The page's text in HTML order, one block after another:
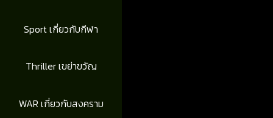
Sport เกี่ยวกับกีฬา
Thriller เขย่าขวัญ
WAR เกี่ยวกับสงคราม